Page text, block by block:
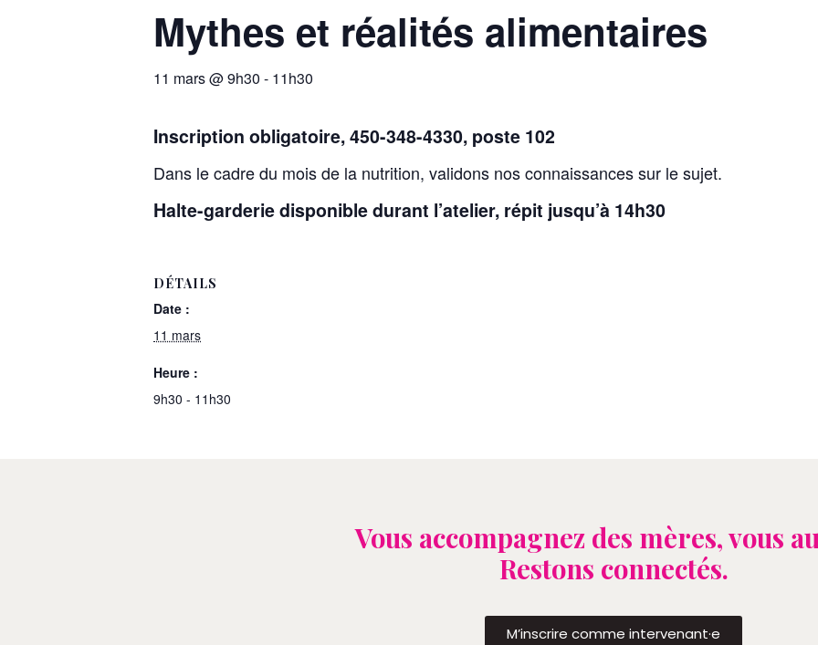
Mythes et réalités alimentaires
11 mars @ 9h30 - 11h30
Inscription obligatoire, 450-348-4330, poste 102
Dans le cadre du mois de la nutrition, validons nos connaissances sur le sujet.
Halte-garderie disponible durant l’atelier, répit jusqu’à 14h30
DÉTAILS
Date :
11 mars
Heure :
9h30 - 11h30
Vous accompagnez des mères, vous
Restons connectés.
M’inscrire comme intervenant·e